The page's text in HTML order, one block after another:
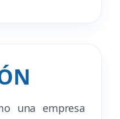
una empresa